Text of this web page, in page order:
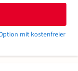
mit kostenfreier